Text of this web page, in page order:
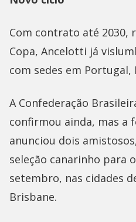
Com contrato até 2030,
Copa, Ancelotti já
com sedes em Portugal,
A Confederação
confirmou ainda, mas a
anunciou dois
seleção canarinho para
setembro, nas cidades
Brisbane.